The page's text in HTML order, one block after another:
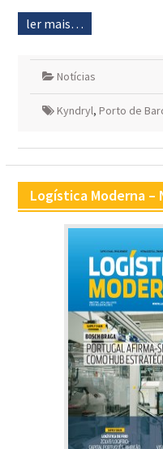
ler mais…
Notícias
Kyndryl, Porto de
Logística Moderna –